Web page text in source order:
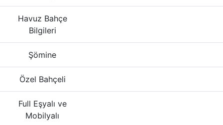
Havuz Bahçe
Bilgileri
Şömine
Özel Bahçeli
Full Eşyalı ve
Mobilyalı